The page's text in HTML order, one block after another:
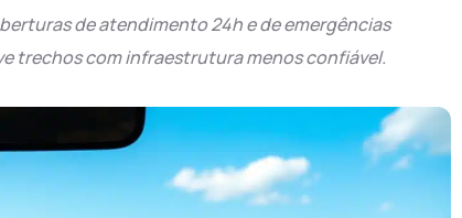
de atendimento 24h e de emergências
trechos com infraestrutura menos confiável.